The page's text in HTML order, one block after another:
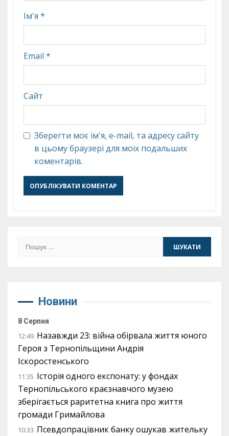
Ім'я *
Email *
Сайт
Зберегти моє ім'я, e-mail, та адресу сайту
в цьому браузері для моїх подальших
коментарів.
Пошук:
Новини
8 Серпня
12:49 Назавжди 23: війна обірвала життя юного
Героя з Тернопільщини Андрія
Іскоростенського
11:35 Історія одного експонату: у фондах
Тернопільського краєзнавчого музею
зберігається раритетна книга про життя
громади Гримайлова
10:33 Псевдопрацівник банку ошукав жительку